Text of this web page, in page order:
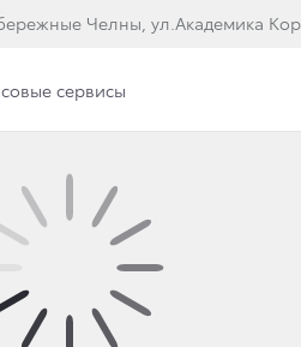
Челны, ул.Академика
сервисы
LAND